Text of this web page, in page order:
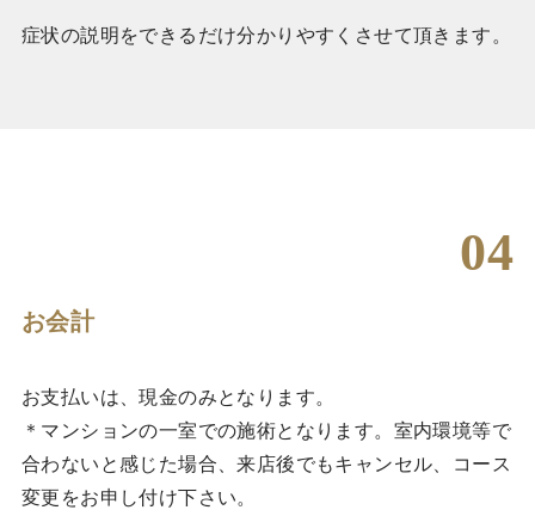
症状の説明をできるだけ分かりやすくさせて頂きます。
04
お会計
お支払いは、現金のみとなります。
＊マンションの一室での施術となります。室内環境等で
合わないと感じた場合、来店後でもキャンセル、コース
変更をお申し付け下さい。